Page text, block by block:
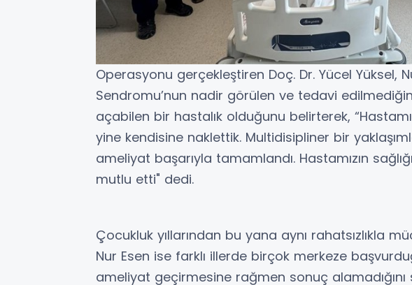
Operasyonu gerçekleştiren Doç. Dr. Yücel Yüksel,
Sendromu’nun nadir görülen ve tedavi
açabilen bir hastalık olduğunu belirterek,
yine kendisine naklettik. Multidisipliner bir
ameliyat başarıyla tamamlandı. Hastamızın
mutlu etti" dedi.
Çocukluk yıllarından bu yana aynı rahatsızlıkla
Nur Esen ise farklı illerde birçok merkeze
ameliyat geçirmesine rağmen sonuç alamadığını